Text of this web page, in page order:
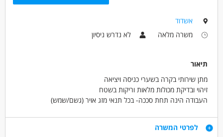
אשדוד
משרה מלאה
לא נדרש ניסיון
תיאור
מתן שירותי בקרה בשערי כניסה ויציאה
זיהוי ובדיקת מכולות מלאות וריקות בשטח
העבודה הינה תחת סככה- בכל תנאי מזג אויר (גשם/שמש)
ו' קבוע 11:00-7:00
דרישות
לפרטי המשרה